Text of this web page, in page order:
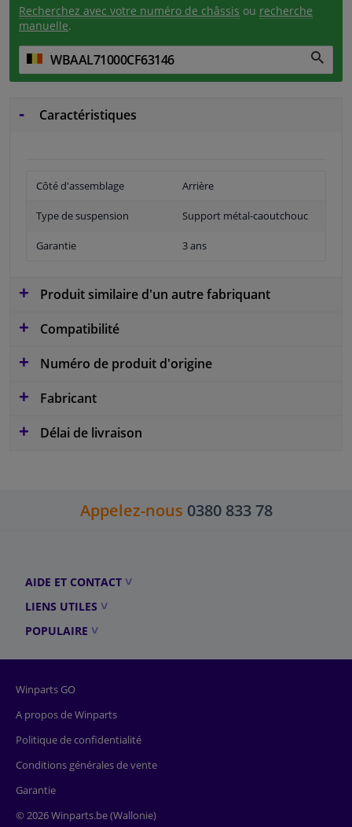
Recherchez avec votre numéro de châssis ou recherche
manuelle.
Caractéristiques
Côté d'assemblage Arrière
Type de suspension Support métal-caoutchouc
Garantie 3 ans
Produit similaire d'un autre fabriquant
Compatibilité
Numéro de produit d'origine
Fabricant
Délai de livraison
Appelez-nous 0380 833 78
AIDE ET CONTACT
LIENS UTILES
POPULAIRE
Winparts GO
A propos de Winparts
Politique de confidentialité
Conditions générales de vente
Garantie
© 2026 Winparts.be (Wallonie)